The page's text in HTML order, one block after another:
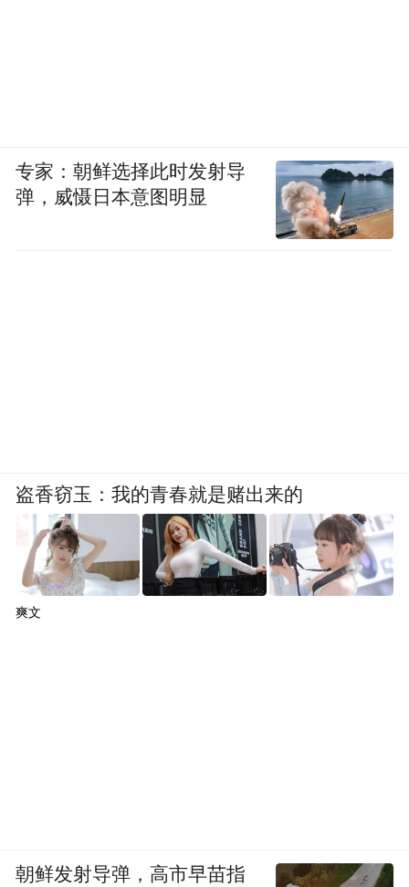
专家：朝鲜选择此时发射导
弹，威慑日本意图明显
盗香窃玉：我的青春就是赌出来的
爽文
朝鲜发射导弹，高市早苗指